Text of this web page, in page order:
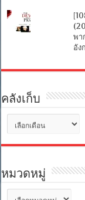
พา
อัง
คลังเก็บ
คลัง
เก็บ
หมวดหมู่
หมวด